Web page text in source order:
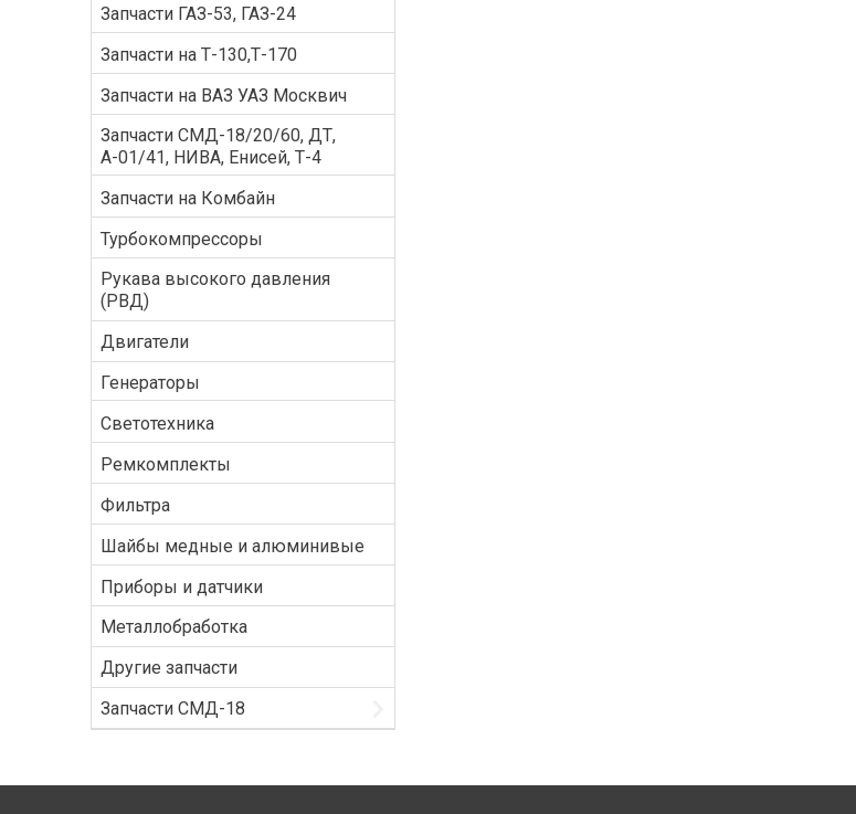
Запчасти ГАЗ-53, ГАЗ-24
Запчасти на Т-130,Т-170
Запчасти на ВАЗ УАЗ Москвич
Запчасти СМД-18/20/60, ДТ,
А-01/41, НИВА, Енисей, Т-4
Запчасти на Комбайн
Турбокомпрессоры
Рукава высокого давления
(РВД)
Двигатели
Генераторы
Светотехника
Ремкомплекты
Фильтра
Шайбы медные и алюминивые
Приборы и датчики
Металлобработка
Другие запчасти
Запчасти СМД-18